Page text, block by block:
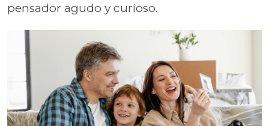
pensador agudo y curioso.